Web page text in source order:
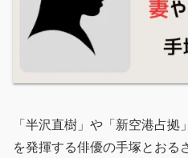
「半沢直樹」や「新空港占
を発揮する俳優の手塚とおる